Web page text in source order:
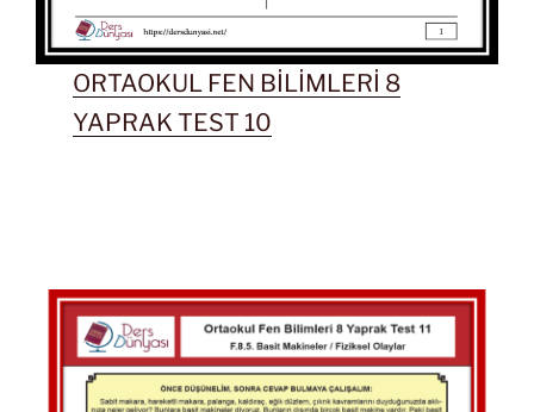
ORTAOKUL FEN BİLİMLERİ 8
YAPRAK TEST 10